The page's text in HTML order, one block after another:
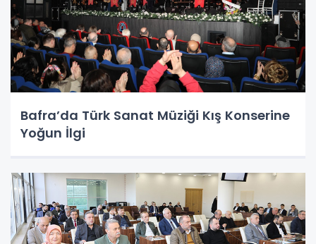
Bafra’da Türk Sanat Müziği Kış Konserine
Yoğun İlgi